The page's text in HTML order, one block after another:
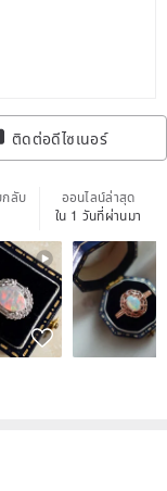
ติดต่อดีไซเนอร์
กลับ
ออนไลน์ล่าสุด
ใน 1 วันที่ผ่านมา